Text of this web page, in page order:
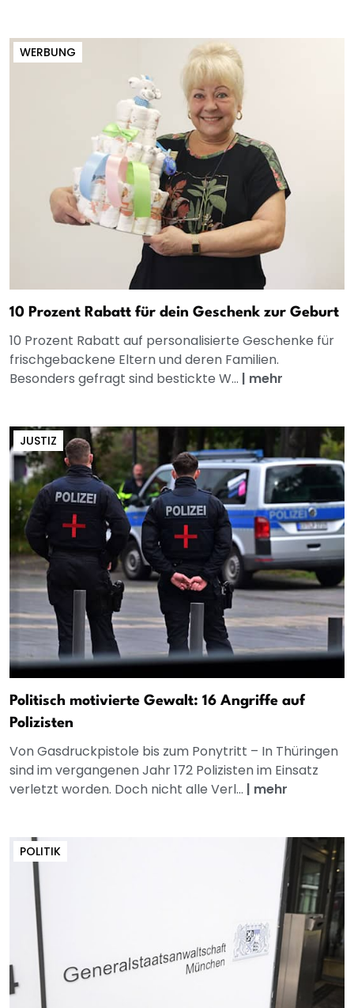
WERBUNG
10 Prozent Rabatt für dein Geschenk zur Geburt
10 Prozent Rabatt auf personalisierte Geschenke für
frischgebackene Eltern und deren Familien.
Besonders gefragt sind bestickte W... | mehr
JUSTIZ
Politisch motivierte Gewalt: 16 Angriffe auf
Polizisten
Von Gasdruckpistole bis zum Ponytritt – In Thüringen
sind im vergangenen Jahr 172 Polizisten im Einsatz
verletzt worden. Doch nicht alle Verl... | mehr
POLITIK